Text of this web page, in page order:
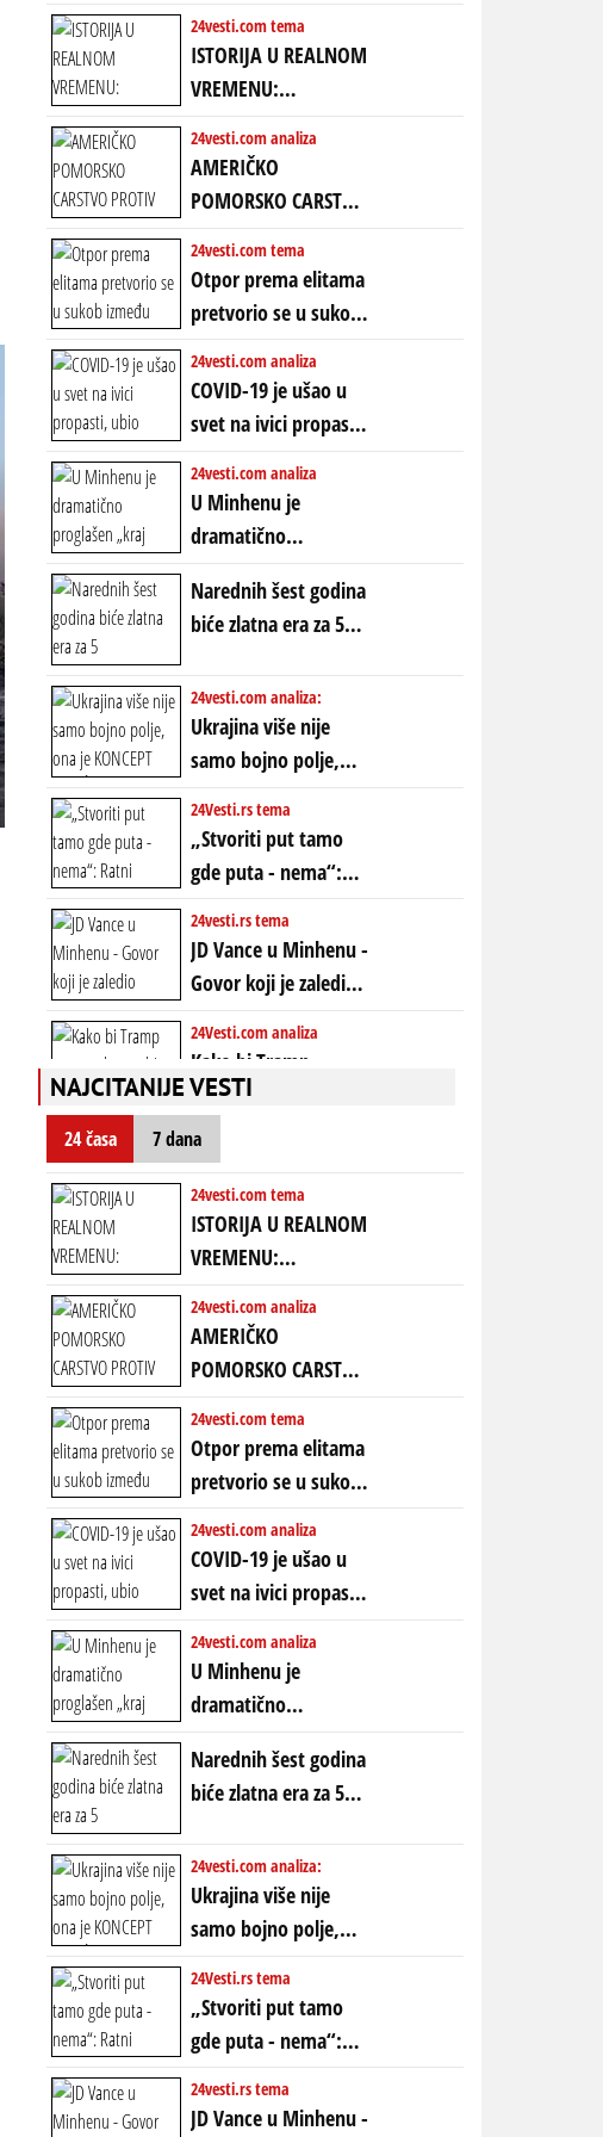
24vesti.com tema
ISTORIJA U REALNOM
VREMENU:
Predstojeći poraz
Amerike u Iranu
uvodi eru
energetskog haosa,
finansijskih
previranja i kolapsa
starog poretka
24vesti.com analiza
AMERIČKO
POMORSKO CARSTVO
PROTIV KINESKOG
KOPNENOG SVETA:
Rat u Iranu je rat za
globalne preferencije
24vesti.com tema
Otpor prema elitama
pretvorio se u sukob
između običnih ljudi:
ZAŠTO SE DEŠAVA
EKSTREMNA
POLARIZACIJA?
24vesti.com analiza
COVID-19 je ušao u
svet na ivici propasti,
ubio milione, ali je
spasao sistem
24vesti.com analiza
U Minhenu je
dramatično
proglašen „kraj jedne
ere“, ali sa
dvostrukom
neistinom: forma te
ere završila se na
istom mestu, ali
prošle godine
Narednih šest godina
biće zlatna era za 5
znakova: Stiže lavina
novca i bogatstva
24vesti.com analiza:
Ukrajina više nije
samo bojno polje,
ona je KONCEPT KOJI
ĆE RASPASTI CEO
ZAPADNI SVET
24Vesti.rs tema
„Stvoriti put tamo
gde puta - nema“:
Ratni gospodari
plaču za starim
poretkom... Bez
ikakve realpolitike u
njima, oni su sada
nebitni kao Zelenski
24vesti.rs tema
JD Vance u Minhenu -
Govor koji je zaledio
Atlantik i duboko
šokirao Evropu (ceo
transkript)
24Vesti.com analiza
Kako bi Tramp
mogao da ugrabi
TREĆI MANDAT -
uprkos 22.
amandmanu
NAJCITANIJE VESTI
24 časa 7 dana
24vesti.com tema
ISTORIJA U REALNOM
VREMENU:
Predstojeći poraz
Amerike u Iranu
uvodi eru
energetskog haosa,
finansijskih
previranja i kolapsa
starog poretka
24vesti.com analiza
AMERIČKO
POMORSKO CARSTVO
PROTIV KINESKOG
KOPNENOG SVETA:
Rat u Iranu je rat za
globalne preferencije
24vesti.com tema
Otpor prema elitama
pretvorio se u sukob
između običnih ljudi:
ZAŠTO SE DEŠAVA
EKSTREMNA
POLARIZACIJA?
24vesti.com analiza
COVID-19 je ušao u
svet na ivici propasti,
ubio milione, ali je
spasao sistem
24vesti.com analiza
U Minhenu je
dramatično
proglašen „kraj jedne
ere“, ali sa
dvostrukom
neistinom: forma te
ere završila se na
istom mestu, ali
prošle godine
Narednih šest godina
biće zlatna era za 5
znakova: Stiže lavina
novca i bogatstva
24vesti.com analiza:
Ukrajina više nije
samo bojno polje,
ona je KONCEPT KOJI
ĆE RASPASTI CEO
ZAPADNI SVET
24Vesti.rs tema
„Stvoriti put tamo
gde puta - nema“:
Ratni gospodari
plaču za starim
24vesti.rs tema
JD Vance u Minhenu -